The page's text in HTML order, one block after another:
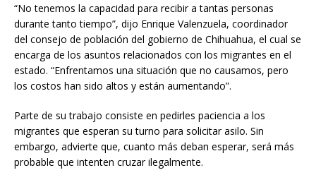
“No tenemos la capacidad para recibir a tantas personas
durante tanto tiempo”, dijo Enrique Valenzuela, coordinador
del consejo de población del gobierno de Chihuahua, el cual se
encarga de los asuntos relacionados con los migrantes en el
estado. “Enfrentamos una situación que no causamos, pero
los costos han sido altos y están aumentando”.
Parte de su trabajo consiste en pedirles paciencia a los
migrantes que esperan su turno para solicitar asilo. Sin
embargo, advierte que, cuanto más deban esperar, será más
probable que intenten cruzar ilegalmente.